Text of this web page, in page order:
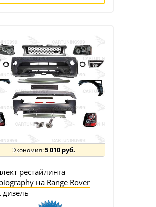
5 010 руб.
рестайлинга
на Range Rover
дизель